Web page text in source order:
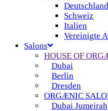
Schweiz
Italien
Vereinigte
Salons
HOUSE OF
Dubai
Berlin
Dresden
ORGÆNIC
Dubai Jumeirah